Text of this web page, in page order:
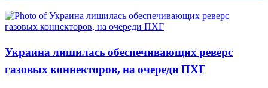
Украина лишилась обеспечивающих реверс
газовых коннекторов, на очереди ПХГ